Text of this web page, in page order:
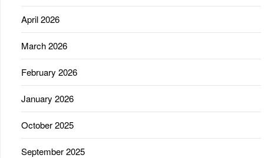
April 2026
March 2026
February 2026
January 2026
October 2025
September 2025